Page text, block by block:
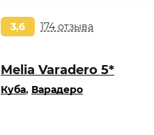
3,6 174 отзыва
Melia Varadero 5*
Куба, Варадеро